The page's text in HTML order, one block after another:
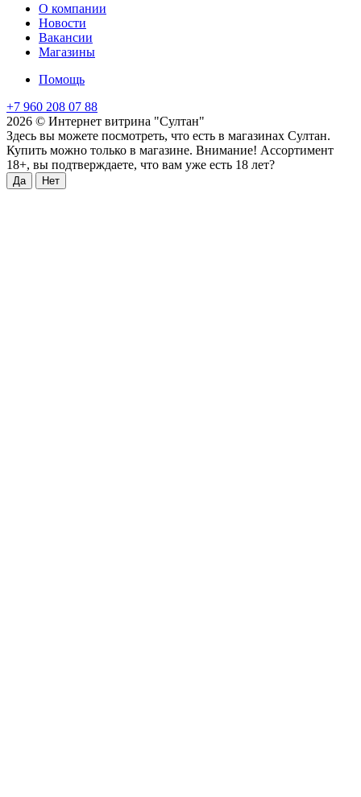
О компании
Новости
Вакансии
Магазины
Помощь
+7 960 208 07 88
2026 © Интернет витрина "Султан"
Здесь вы можете посмотреть, что есть в магазинах Султан.
Купить можно только в магазине. Внимание! Ассортимент
18+, вы подтверждаете, что вам уже есть 18 лет?